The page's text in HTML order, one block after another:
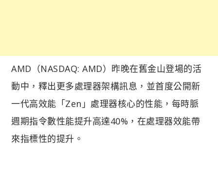
AMD（NASDAQ: AMD）昨晚在舊金山登場的活
動中，釋出更多處理器架構訊息，並首度公開新
一代高效能「Zen」處理器核心的性能，每時脈
週期指令數性能提升高達40%，在處理器效能帶
來指標性的提升。